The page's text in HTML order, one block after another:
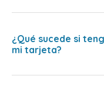
¿Qué sucede si
mi tarjeta?